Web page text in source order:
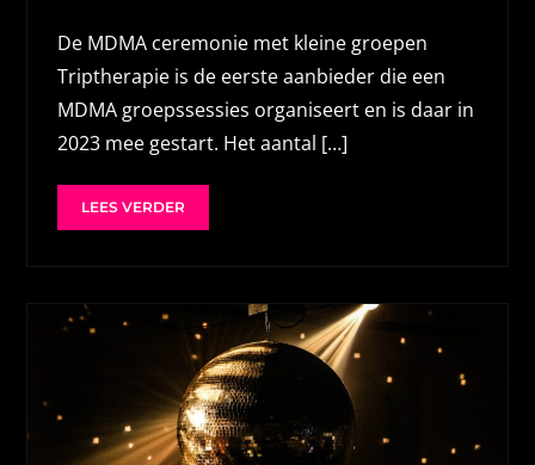
De MDMA ceremonie met kleine groepen
Triptherapie is de eerste aanbieder die een
MDMA groepssessies organiseert en is daar in
2023 mee gestart. Het aantal […]
LEES VERDER